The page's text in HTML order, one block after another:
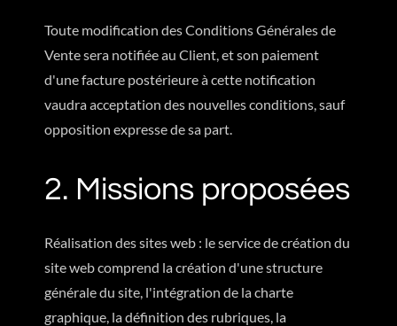
Toute modification des Conditions Générales de
Vente sera notifiée au Client, et son paiement
d'une facture postérieure à cette notification
vaudra acceptation des nouvelles conditions, sauf
opposition expresse de sa part.
2. Missions proposées
Réalisation des sites web : le service de création du
site web comprend la création d'une structure
générale du site, l'intégration de la charte
graphique, la définition des rubriques, la